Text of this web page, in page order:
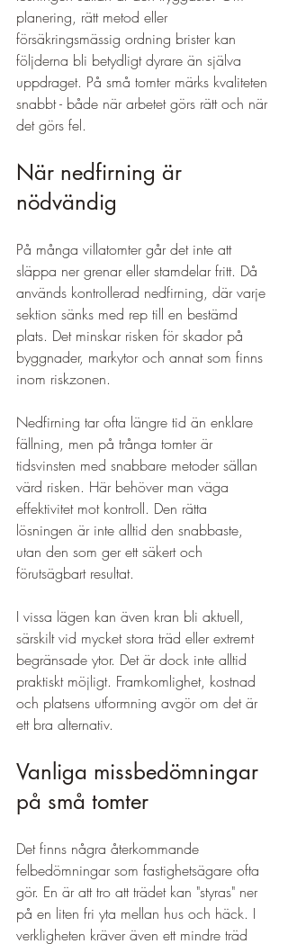
planering, rätt metod eller
försäkringsmässig ordning brister kan
följderna bli betydligt dyrare än själva
uppdraget. På små tomter märks kvaliteten
snabbt - både när arbetet görs rätt och när
det görs fel.
När nedfirning är
nödvändig
På många villatomter går det inte att
släppa ner grenar eller stamdelar fritt. Då
används kontrollerad nedfirning, där varje
sektion sänks med rep till en bestämd
plats. Det minskar risken för skador på
byggnader, markytor och annat som finns
inom riskzonen.
Nedfirning tar ofta längre tid än enklare
fällning, men på trånga tomter är
tidsvinsten med snabbare metoder sällan
värd risken. Här behöver man väga
effektivitet mot kontroll. Den rätta
lösningen är inte alltid den snabbaste,
utan den som ger ett säkert och
förutsägbart resultat.
I vissa lägen kan även kran bli aktuell,
särskilt vid mycket stora träd eller extremt
begränsade ytor. Det är dock inte alltid
praktiskt möjligt. Framkomlighet, kostnad
och platsens utformning avgör om det är
ett bra alternativ.
Vanliga missbedömningar
på små tomter
Det finns några återkommande
felbedömningar som fastighetsägare ofta
gör. En är att tro att trädet kan "styras" ner
på en liten fri yta mellan hus och häck. I
verkligheten kräver även ett mindre träd